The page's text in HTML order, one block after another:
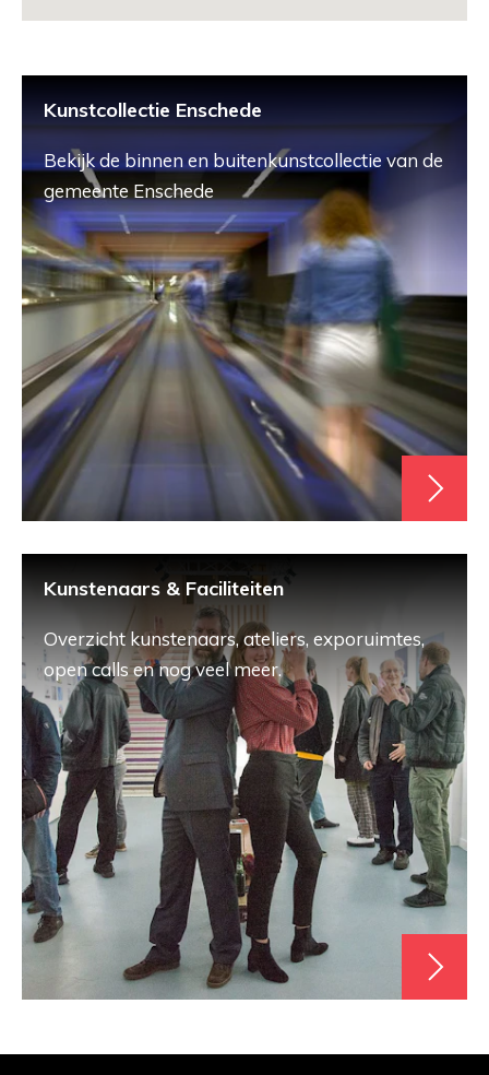
Kunstcollectie Enschede
Bekijk de binnen en buitenkunstcollectie van de
gemeente Enschede
Kunstenaars & Faciliteiten
Overzicht kunstenaars, ateliers, exporuimtes,
open calls en nog veel meer.